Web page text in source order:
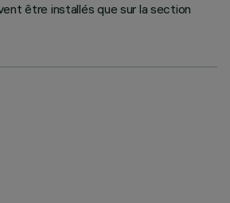
être installés que sur la section